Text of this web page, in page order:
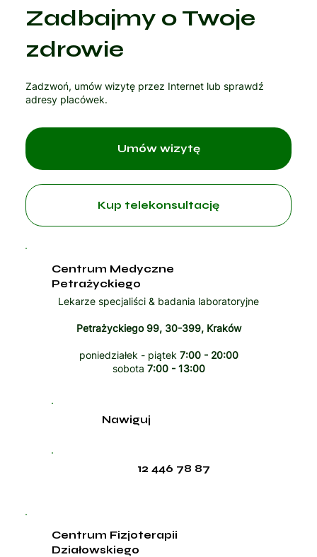
Zadbajmy o Twoje
zdrowie
Zadzwoń, umów wizytę przez Internet lub sprawdź
adresy placówek.
Kup telekonsultację
Centrum Medyczne
Petrażyckiego
Lekarze specjaliści & badania laboratoryjne
Petrażyckiego 99, 30-399, Kraków
poniedziałek - piątek 7:00 - 20:00
sobota 7:00 - 13:00
12 446 78 87
Nawiguj
Centrum Fizjoterapii
Działowskiego
Umów wizytę